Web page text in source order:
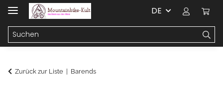
DE
Zurück zur Liste Barends